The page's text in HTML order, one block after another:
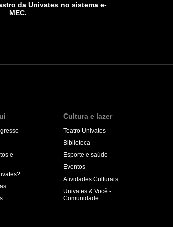
da Univates no sistema e-
MEC.
e
Cultura e lazer
Teatro Univates
Biblioteca
Esporte e saúde
Eventos
Atividades Culturais
Univates & Você -
Comunidade